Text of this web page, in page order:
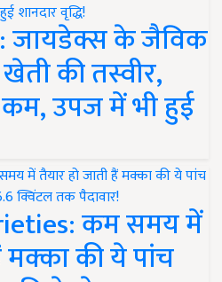
जायडेक्स के जैविक
की तस्वीर,
उपज में भी हुई
कम समय में
मक्का की ये पांच